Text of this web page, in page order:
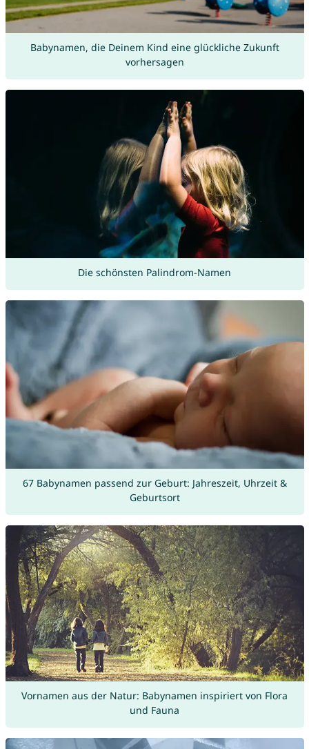
Babynamen, die Deinem Kind eine glückliche Zukunft
vorhersagen
Die schönsten Palindrom-Namen
67 Babynamen passend zur Geburt: Jahreszeit, Uhrzeit &
Geburtsort
Vornamen aus der Natur: Babynamen inspiriert von Flora
und Fauna